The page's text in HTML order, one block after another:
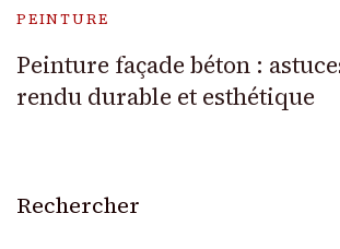
PEINTURE
Peinture façade béton :
rendu durable et esthétique
Rechercher